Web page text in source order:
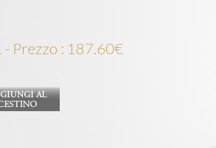
- Prezzo : 187.60€